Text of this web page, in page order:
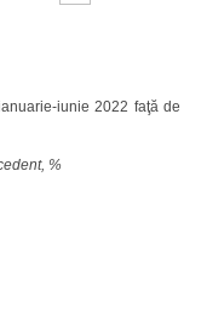
iunie 2022 faţă de
%